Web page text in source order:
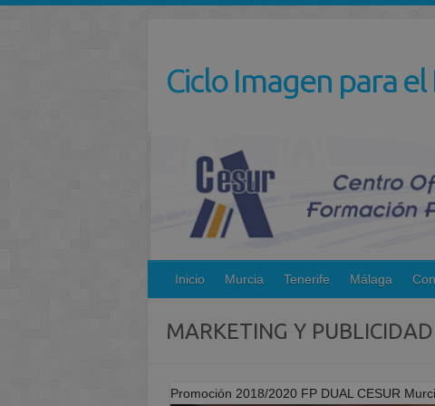
Ciclo Imagen para
Inicio Murcia Tenerife Málaga
MARKETING Y PUBLICIDAD
Promoción 2018/2020 FP DUAL CESUR